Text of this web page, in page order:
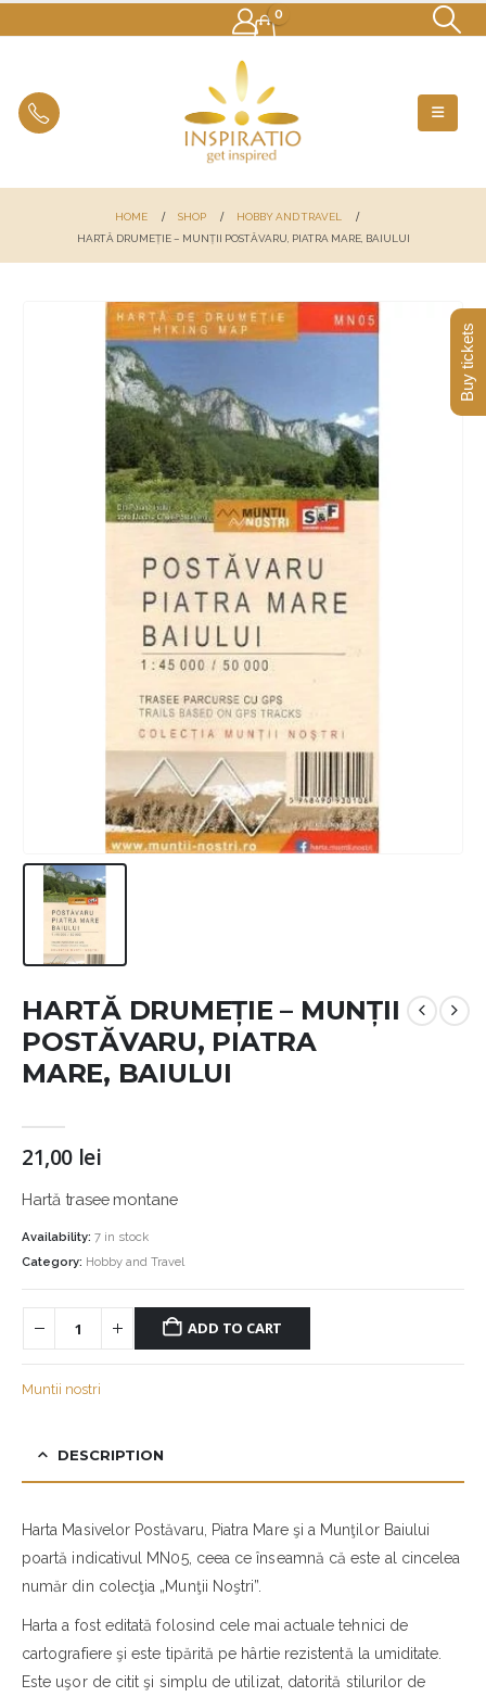
0
HOME SHOP
HOBBY AND TRAVEL
HARTĂ DRUMEȚIE – MUNȚII POSTĂVARU, PIATRA MARE, BAIULUI
HARTĂ DRUMEȚIE – MUNȚII
POSTĂVARU, PIATRA
MARE, BAIULUI
21,00 lei
Hartă trasee montane
Availability: 7 in stock
Category: Hobby and Travel
ADD TO CART
Muntii nostri
DESCRIPTION
Harta Masivelor Postăvaru, Piatra Mare şi a Munţilor Baiului
poartă indicativul MN05, ceea ce înseamnă că este al cincelea
număr din colecţia „Munţii Noştri”.
Harta a fost editată folosind cele mai actuale tehnici de
cartografiere şi este tipărită pe hârtie rezistentă la umiditate.
Este uşor de citit şi simplu de utilizat, datorită stilurilor de
Buy tickets